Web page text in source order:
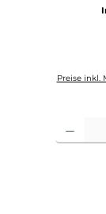
Preise inkl.